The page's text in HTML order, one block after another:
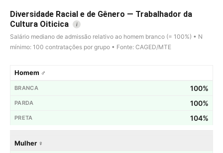
Diversidade Racial e de Gênero — Trabalhador da
Cultura Oiticica
i
Salário mediano de admissão relativo ao homem branco (= 100%) • N
mínimo: 100 contratações por grupo • Fonte: CAGED/MTE
Homem ♂
100%
100%
104%
Mulher ♀